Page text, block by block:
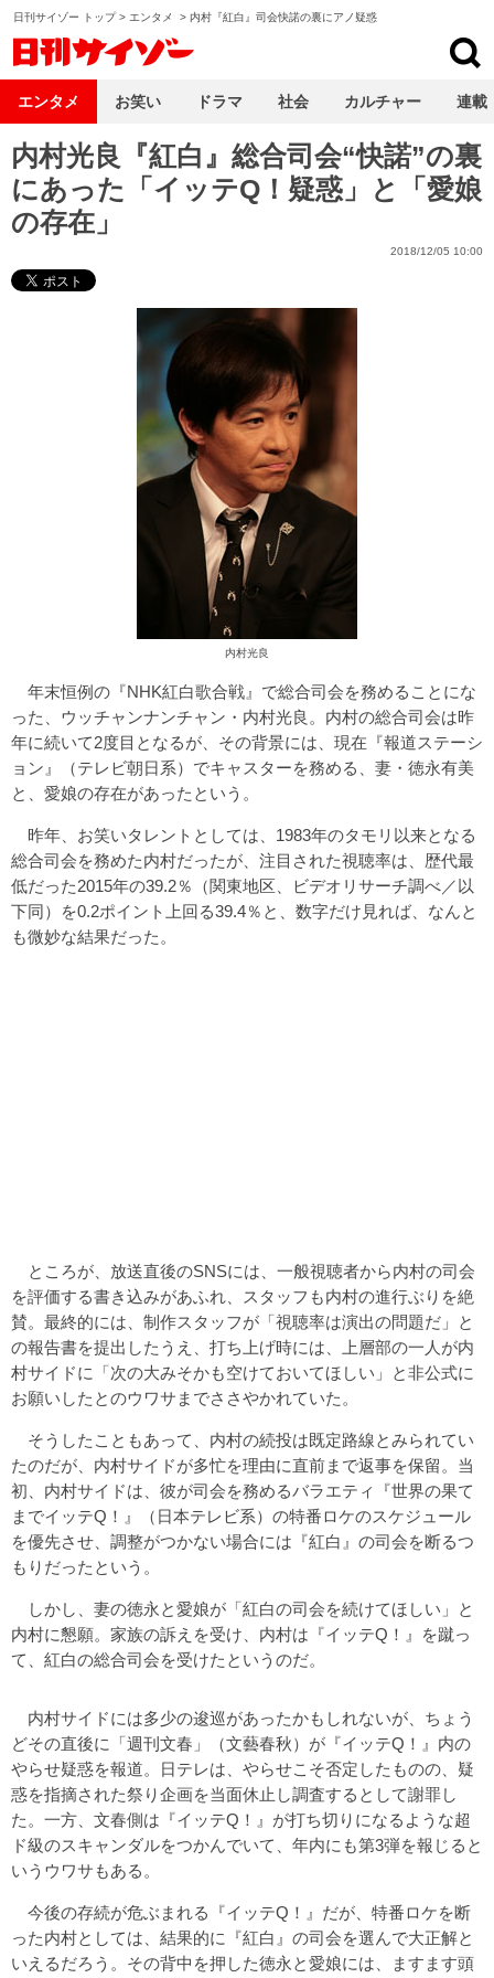
日刊サイゾー トップ> エンタメ > 内村『紅白』司会快諾の裏にアノ疑惑
内村光良『紅白』総合司会“快諾”の裏
にあった「イッテQ！疑惑」と「愛娘
の存在」
2018/12/05 10:00
内村光良
年末恒例の『NHK紅白歌合戦』で総合司会を務めることにな
った、ウッチャンナンチャン・内村光良。内村の総合司会は昨
年に続いて2度目となるが、その背景には、現在『報道ステーシ
ョン』（テレビ朝日系）でキャスターを務める、妻・徳永有美
と、愛娘の存在があったという。
昨年、お笑いタレントとしては、1983年のタモリ以来となる
総合司会を務めた内村だったが、注目された視聴率は、歴代最
低だった2015年の39.2％（関東地区、ビデオリサーチ調べ／以
下同）を0.2ポイント上回る39.4％と、数字だけ見れば、なんと
も微妙な結果だった。
ところが、放送直後のSNSには、一般視聴者から内村の司会
を評価する書き込みがあふれ、スタッフも内村の進行ぶりを絶
賛。最終的には、制作スタッフが「視聴率は演出の問題だ」と
の報告書を提出したうえ、打ち上げ時には、上層部の一人が内
村サイドに「次の大みそかも空けておいてほしい」と非公式に
お願いしたとのウワサまでささやかれていた。
そうしたこともあって、内村の続投は既定路線とみられてい
たのだが、内村サイドが多忙を理由に直前まで返事を保留。当
初、内村サイドは、彼が司会を務めるバラエティ『世界の果て
までイッテQ！』（日本テレビ系）の特番ロケのスケジュール
を優先させ、調整がつかない場合には『紅白』の司会を断るつ
もりだったという。
しかし、妻の徳永と愛娘が「紅白の司会を続けてほしい」と
内村に懇願。家族の訴えを受け、内村は『イッテQ！』を蹴っ
て、紅白の総合司会を受けたというのだ。
内村サイドには多少の逡巡があったかもしれないが、ちょう
どその直後に「週刊文春」（文藝春秋）が『イッテQ！』内の
やらせ疑惑を報道。日テレは、やらせこそ否定したものの、疑
惑を指摘された祭り企画を当面休止し調査するとして謝罪し
た。一方、文春側は『イッテQ！』が打ち切りになるような超
ド級のスキャンダルをつかんでいて、年内にも第3弾を報じると
いうウワサもある。
今後の存続が危ぶまれる『イッテQ！』だが、特番ロケを断
った内村としては、結果的に『紅白』の司会を選んで大正解と
いえるだろう。その背中を押した徳永と愛娘には、ますます頭
エンタメ お笑い ドラマ 社会 カルチャー 連載